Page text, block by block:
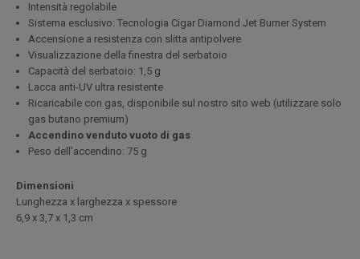
Intensità regolabile
Sistema esclusivo: Tecnologia Cigar Diamond Jet Burner System
Accensione a resistenza con slitta antipolvere
Visualizzazione della finestra del serbatoio
Capacità del serbatoio: 1,5 g
Lacca anti-UV ultra resistente
Ricaricabile con gas, disponibile sul nostro sito web (utilizzare solo
gas butano premium)
Accendino venduto vuoto di gas
Peso dell'accendino: 75 g
Dimensioni
Lunghezza x larghezza x spessore
6,9 x 3,7 x 1,3 cm